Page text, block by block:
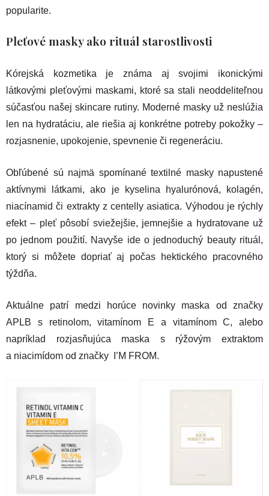
popularite.
Pleťové masky ako rituál starostlivosti
Kórejská kozmetika je známa aj svojimi ikonickými
látkovými pleťovými maskami, ktoré sa stali neoddeliteľnou
súčasťou našej skincare rutiny. Moderné masky už neslúžia
len na hydratáciu, ale riešia aj konkrétne potreby pokožky –
rozjasnenie, upokojenie, spevnenie či regeneráciu.
Obľúbené sú najmä spomínané textilné masky napustené
aktívnymi látkami, ako je kyselina hyalurónová, kolagén,
niacínamid či extrakty z centelly asiatica. Výhodou je rýchly
efekt – pleť pôsobí sviežejšie, jemnejšie a hydratovane už
po jednom použití. Navyše ide o jednoduchý beauty rituál,
ktorý si môžete dopriať aj počas hektického pracovného
týždňa.
Aktuálne patrí medzi horúce novinky maska od značky
APLB s retinolom, vitamínom E a vitamínom C, alebo
napríklad rozjasňujúca maska s rýžovým extraktom
a niacimídom od značky I’M FROM.